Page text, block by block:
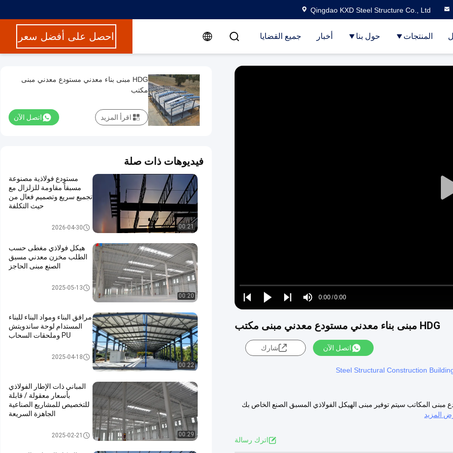
Qingdao KXD Steel Structure Co., Ltd
المنتجات حول بنا أخبار جميع القضايا احصل على أفضل سعر
Play
Play
Play
Play
Mute
Time
0:00/0:00
Loaded:
0%
HDG مبنى بناء معدني مستودع معدني مبنى مكتب
اتصل الآن شارك
Steel Structural Construction
المكاتب سيتم توفير مبنى الهيكل الفولاذي المسبق الصنع الخاص بك
المزيد
اترك رسالة
HDG مبنى بناء معدني مستودع معدني مبنى
مكتب
اتصل الآن اقرأ المزيد
فيديوهات ذات صلة
00:21
مستودع فولاذية مصنوعة
مسبقاً مقاومة للزلزال مع
تجميع سريع وتصميم فعال من
حيث التكلفة
2026-04-30
00:20
هيكل فولاذي مغطى حسب
الطلب مخزن معدني مسبق
الصنع مبنى الحاجز
2025-05-13
00:22
مرافق البناء ومواد البناء للبناء
المستدام لوحة ساندويتش
PU وملحقات السحاب
بناء الهياكل الفولاذية2025-04-18
00:29
المباني ذات الإطار الفولاذي
بأسعار معقولة / قابلة
للتخصيص للمشاريع الصناعية
الجاهزة السريعة
2025-02-21